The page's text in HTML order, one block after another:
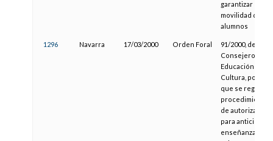
garantizar la
movilidad de los
alumnos
1296 Navarra 17/03/2000 Orden Foral
91/2000, del
Consejero de
Educación y
Cultura, por la
que se regula el
procedimiento
de autorización
para anticipar la
enseñanza de la